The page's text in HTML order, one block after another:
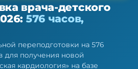
врача-детского
ПП, 576 ч
ДОТ, без отрыва от работы
врача-детского
576 часов,
переподготовки на 576
для получения новой
кардиология» на базе